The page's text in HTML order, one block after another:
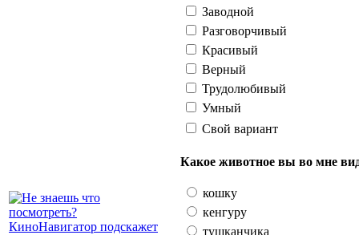
Заводной
Разговорчивый
Красивый
Верный
Трудолюбивый
Умный
Свой вариант
Какое животное вы во мне
кошку
кенгуру
тушканчика